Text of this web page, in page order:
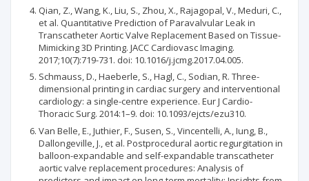
Qian, Z., Wang, K., Liu, S., Zhou, X., Rajagopal, V., Meduri, C.,
et al. Quantitative Prediction of Paravalvular Leak in
Transcatheter Aortic Valve Replacement Based on Tissue-
Mimicking 3D Printing. JACC Cardiovasc Imaging.
2017;10(7):719-731. doi: 10.1016/j.jcmg.2017.04.005.
Schmauss, D., Haeberle, S., Hagl, C., Sodian, R. Three-
dimensional printing in cardiac surgery and interventional
cardiology: a single-centre experience. Eur J Cardio-
Thoracic Surg. 2014:1–9. doi: 10.1093/ejcts/ezu310.
Van Belle, E., Juthier, F., Susen, S., Vincentelli, A., Iung, B.,
Dallongeville, J., et al. Postprocedural aortic regurgitation in
balloon-expandable and self-expandable transcatheter
aortic valve replacement procedures: Analysis of